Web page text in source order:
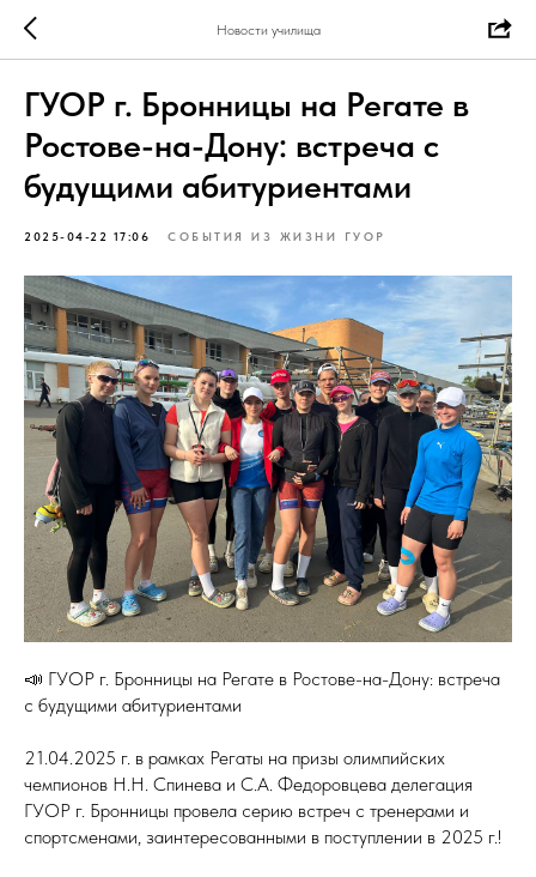
Новости училища
ГУОР г. Бронницы на Регате в
Ростове-на-Дону: встреча с
будущими абитуриентами
2025-04-22 17:06 СОБЫТИЯ ИЗ ЖИЗНИ ГУОР
📣 ГУОР г. Бронницы на Регате в Ростове-на-Дону: встреча
с будущими абитуриентами
21.04.2025 г. в рамках Регаты на призы олимпийских
чемпионов Н.Н. Спинева и С.А. Федоровцева делегация
ГУОР г. Бронницы провела серию встреч с тренерами и
спортсменами, заинтересованными в поступлении в 2025 г.!